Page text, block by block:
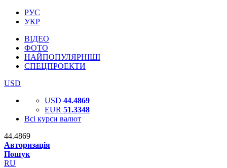
РУС
УКР
ВІДЕО
ФОТО
НАЙПОПУЛЯРНІШІ
СПЕЦПРОЕКТИ
USD
USD 44.4869
EUR 51.3348
Всі курси валют
44.4869
Авторизація
Пошук
RU